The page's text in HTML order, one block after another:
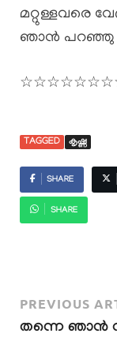
മറ്റുള്ളവരെ
ഞാൻ പറഞ്ഞു
TAGGED കൃഷ്ണ
SHARE
SHARE
PREVIOUS
തന്നെ ഞാൻ